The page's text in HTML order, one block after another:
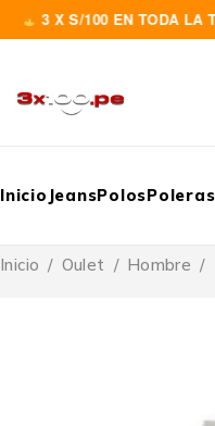
S/100 EN TODA LA TIENDA
Inicio JeansPolosPoleras
Inicio / Oulet / Hombre /